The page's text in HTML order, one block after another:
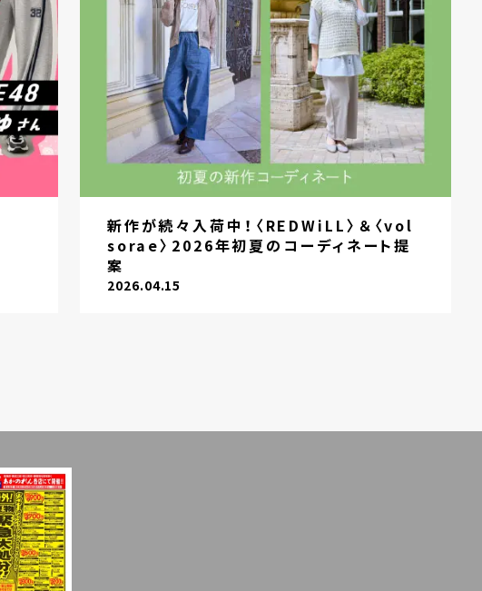
新作が続々入荷中！〈REDWiLL〉＆〈vol
sorae〉2026年初夏のコーディネート提
案
2026.04.15